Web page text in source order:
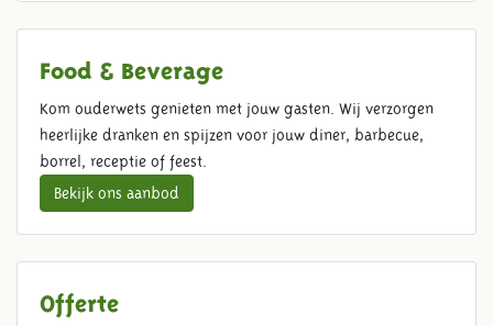
Food & Beverage
Kom ouderwets genieten met jouw gasten. Wij verzorgen
heerlijke dranken en spijzen voor jouw diner, barbecue,
borrel, receptie of feest.
Bekijk ons aanbod
Offerte